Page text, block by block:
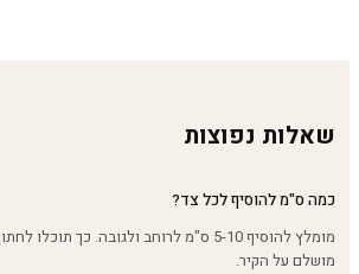
שאלות נפוצות
כמה ס"מ להוסיף לכל צד?
מומלץ להוסיף 5-10 ס"מ לרוחב ולגובה. כך
מושלם על הקיר.